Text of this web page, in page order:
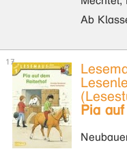
Ab
Pia